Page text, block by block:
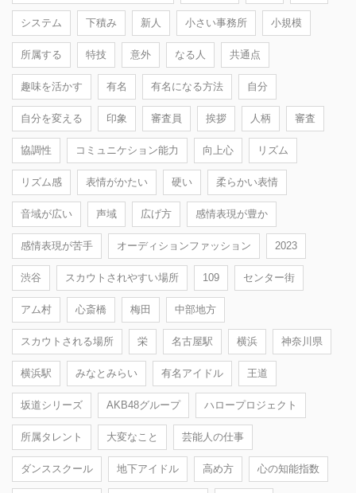
システム 下積み 新人 小さい事務所 小規模
所属する 特技 意外 なる人 共通点
趣味を活かす 有名 有名になる方法 自分
自分を変える 印象 審査員 挨拶 人柄 審査
協調性 コミュニケション能力 向上心 リズム
リズム感 表情がかたい 硬い 柔らかい表情
音域が広い 声域 広げ方 感情表現が豊か
感情表現が苦手 オーディションファッション 2023
渋谷 スカウトされやすい場所 109 センター街
アム村 心斎橋 梅田 中部地方
スカウトされる場所 栄 名古屋駅 横浜 神奈川県
横浜駅 みなとみらい 有名アイドル 王道
坂道シリーズ AKB48グループ ハロープロジェクト
所属タレント 大変なこと 芸能人の仕事
ダンススクール 地下アイドル 高め方 心の知能指数